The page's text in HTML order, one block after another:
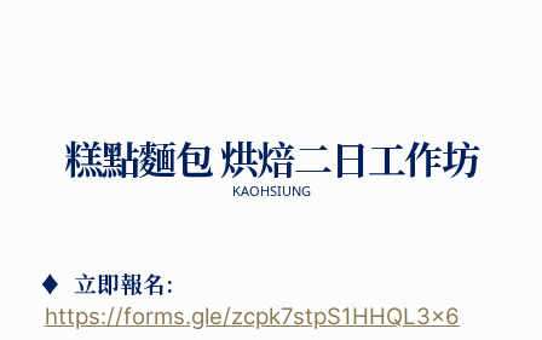
糕點麵包 烘焙二日工作坊
KAOHSIUNG
♦ 立即報名:
https://forms.gle/zcpk7stpS1HHQL3x6